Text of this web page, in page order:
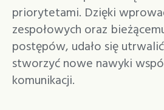
priorytetami. Dzięki
zespołowych oraz
postępów, udało się
stworzyć nowe nawyki
komunikacji.